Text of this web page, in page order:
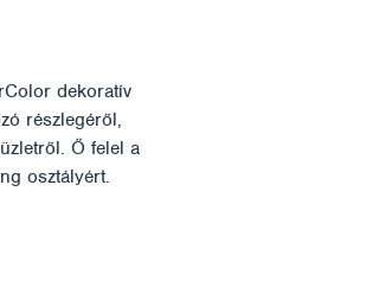
dekoratív
részlegéről,
Ő felel a
osztályért.